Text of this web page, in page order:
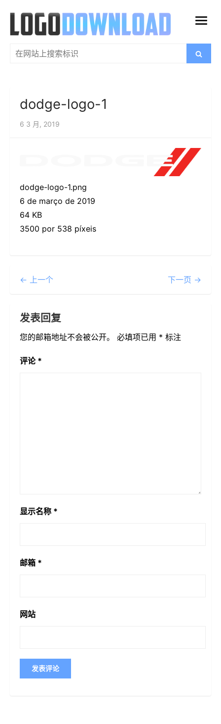
内
打
菜
搜
搜
索
dodge-logo-1
6 3 月, 2019
dodge-logo-1.png
6 de março de 2019
64 KB
3500 por 538 píxeis
← 上一个 下一页 →
发表回复
您的邮箱地址不会被公开。 必填项已用 * 标注
评论 *
显示名称 *
邮箱 *
网站